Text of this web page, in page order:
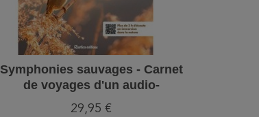
Symphonies sauvages - Carnet
de voyages d'un audio-
naturaliste
29,95 €